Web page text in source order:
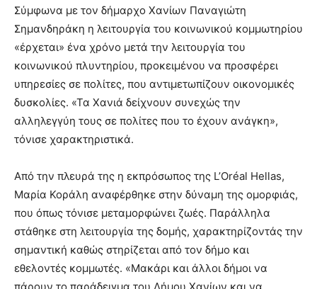
Σύμφωνα με τον δήμαρχο Χανίων Παναγιώτη
Σημανδηράκη η λειτουργία του κοινωνικού κομμωτηρίου
«έρχεται» ένα χρόνο μετά την λειτουργία του
κοινωνικού πλυντηρίου, προκειμένου να προσφέρει
υπηρεσίες σε πολίτες, που αντιμετωπίζουν οικονομικές
δυσκολίες. «Τα Χανιά δείχνουν συνεχώς την
αλληλεγγύη τους σε πολίτες που το έχουν ανάγκη»,
τόνισε χαρακτηριστικά.
Από την πλευρά της η εκπρόσωπος της L’Οréal Hellas,
Μαρία Κοράλη αναφέρθηκε στην δύναμη της ομορφιάς,
που όπως τόνισε μεταμορφώνει ζωές. Παράλληλα
στάθηκε στη λειτουργία της δομής, χαρακτηρίζοντάς την
σημαντική καθώς στηρίζεται από τον δήμο και
εθελοντές κομμωτές. «Μακάρι και άλλοι δήμοι να